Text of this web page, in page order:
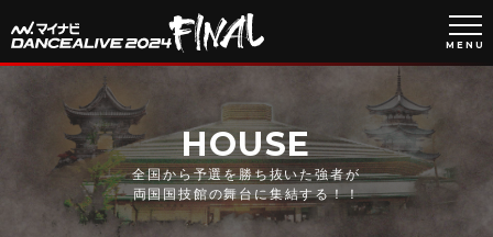
MENU
HOUSE
全国から予選を勝ち抜いた強者が
両国国技館の舞台に集結する！！